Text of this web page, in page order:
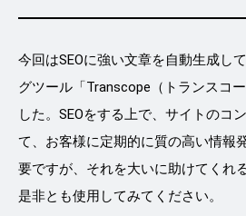
今回はSEOに強い文章を自動生成し
グツール「Transcope（トランスコ
した。SEOをする上で、サイトのコ
て、お客様に定期的に質の高い情報
要ですが、それを大いに助けてくれ
是非とも使用してみてください。